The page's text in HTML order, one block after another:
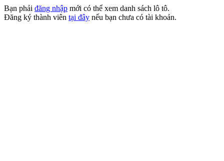
Bạn phải đăng nhập mới có thể xem danh sách lô tô.
Đăng ký thành viên tại đây nếu bạn chưa có tài khoản.